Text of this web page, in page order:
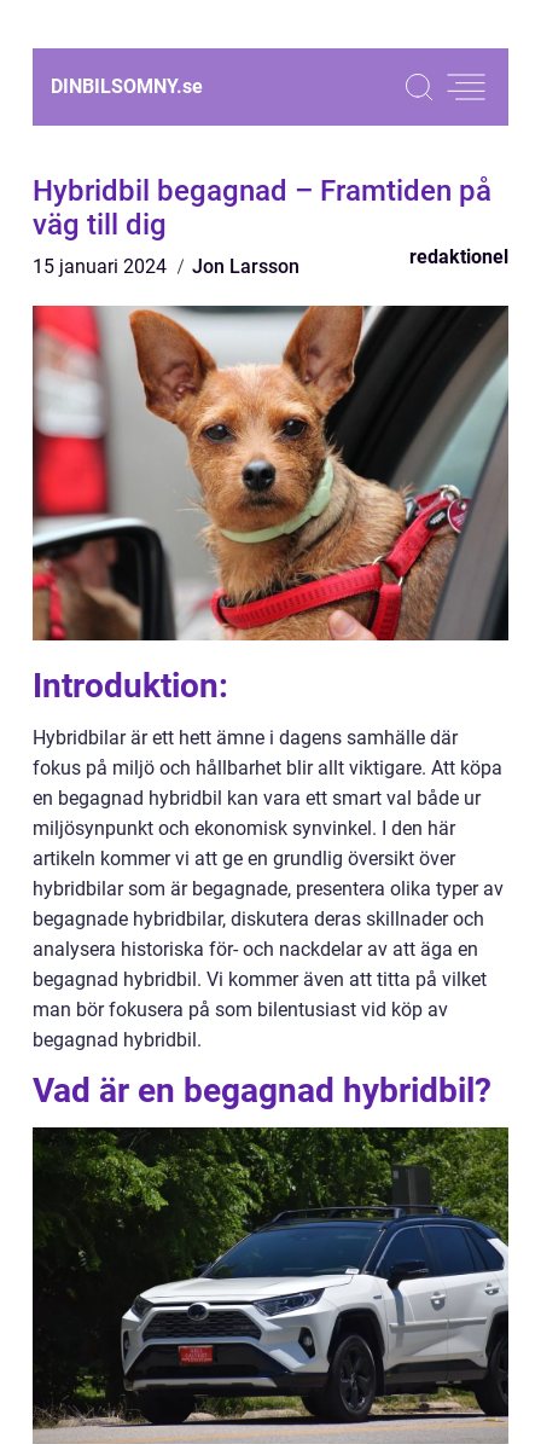
DINBILSOMNY.se
Hybridbil begagnad – Framtiden på
väg till dig
15 januari 2024 Jon Larsson redaktionel
Introduktion:
Hybridbilar är ett hett ämne i dagens samhälle där
fokus på miljö och hållbarhet blir allt viktigare. Att köpa
en begagnad hybridbil kan vara ett smart val både ur
miljösynpunkt och ekonomisk synvinkel. I den här
artikeln kommer vi att ge en grundlig översikt över
hybridbilar som är begagnade, presentera olika typer av
begagnade hybridbilar, diskutera deras skillnader och
analysera historiska för- och nackdelar av att äga en
begagnad hybridbil. Vi kommer även att titta på vilket
man bör fokusera på som bilentusiast vid köp av
begagnad hybridbil.
Vad är en begagnad hybridbil?